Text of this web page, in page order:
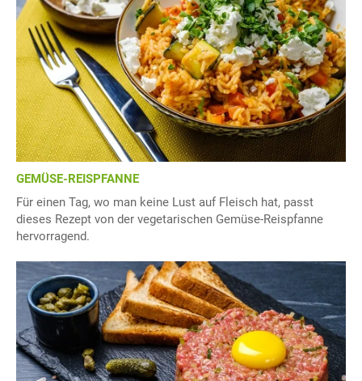
GEMÜSE-REISPFANNE
Für einen Tag, wo man keine Lust auf Fleisch hat, passt
dieses Rezept von der vegetarischen Gemüse-Reispfanne
hervorragend.